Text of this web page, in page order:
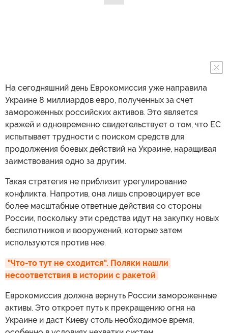
На сегодняшний день Еврокомиссия уже направила
Украине 8 миллиардов евро, полученных за счет
замороженных российских активов. Это является
кражей и одновременно свидетельствует о том, что ЕС
испытывает трудности с поиском средств для
продолжения боевых действий на Украине, наращивая
заимствования одно за другим.
Такая стратегия не приблизит урегулирование
конфликта. Напротив, она лишь спровоцирует все
более масштабные ответные действия со стороны
России, поскольку эти средства идут на закупку новых
беспилотников и вооружений, которые затем
используются против нее.
"Что-то тут не сходится". Поляки нашли
несоответствия в истории с ракетой
Еврокомиссия должна вернуть России замороженные
активы. Это откроет путь к прекращению огня на
Украине и даст Киеву столь необходимое время,